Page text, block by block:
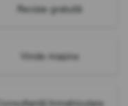
Revizie gratuită
Vinde mașina
Consultanță înmatriculare